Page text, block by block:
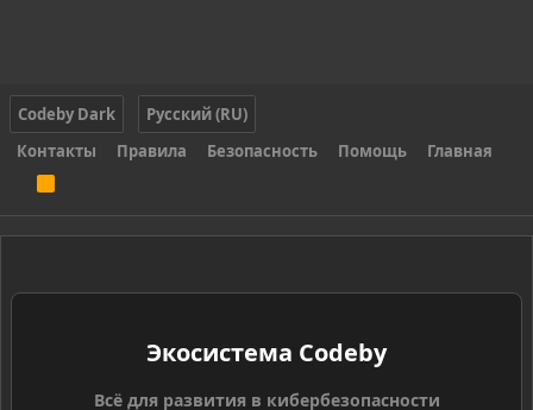
Codeby Dark
Русский (RU)
Контакты
Правила Безопасность Помощь Главная
S
Экосистема Codeby
Всё для развития в кибербезопасности